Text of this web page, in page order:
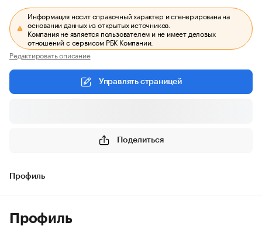
Информация носит справочный характер и сгенерирована на
основании данных из открытых источников.
Компания не является пользователем и не имеет деловых
отношений с сервисом РБК Компании.
Редактировать описание
Управлять страницей
Поделиться
Профиль
Профиль